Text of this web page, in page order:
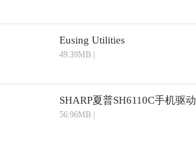
Eusing Utilities
49.39MB |
SHARP夏普SH6110C手机驱动
56.96MB |